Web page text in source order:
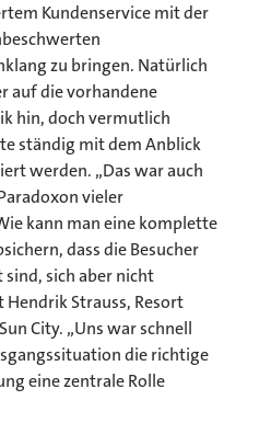
Kundenservice mit der
zu bringen. Natürlich
auf die vorhandene
hin, doch vermutlich
ständig mit dem Anblick
werden. „Das war auch
vieler
kann man eine komplette
dass die Besucher
sich aber nicht
Strauss, Resort
City. „Uns war schnell
die richtige
eine zentrale Rolle